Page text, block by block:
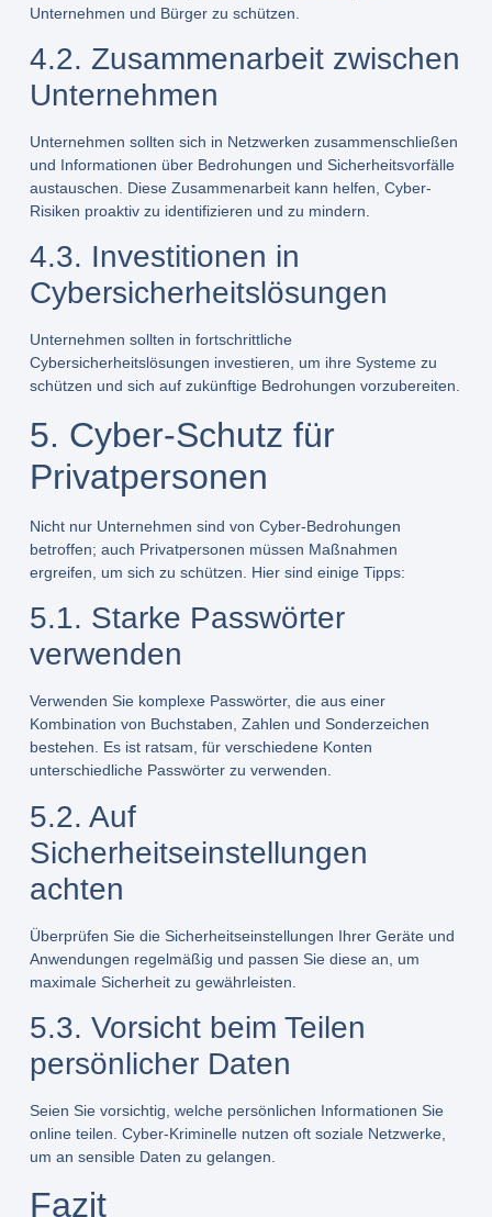
Unternehmen und Bürger zu schützen.
4.2. Zusammenarbeit zwischen
Unternehmen
Unternehmen sollten sich in Netzwerken zusammenschließen
und Informationen über Bedrohungen und Sicherheitsvorfälle
austauschen. Diese Zusammenarbeit kann helfen, Cyber-
Risiken proaktiv zu identifizieren und zu mindern.
4.3. Investitionen in
Cybersicherheitslösungen
Unternehmen sollten in fortschrittliche
Cybersicherheitslösungen investieren, um ihre Systeme zu
schützen und sich auf zukünftige Bedrohungen vorzubereiten.
5. Cyber-Schutz für
Privatpersonen
Nicht nur Unternehmen sind von Cyber-Bedrohungen
betroffen; auch Privatpersonen müssen Maßnahmen
ergreifen, um sich zu schützen. Hier sind einige Tipps:
5.1. Starke Passwörter
verwenden
Verwenden Sie komplexe Passwörter, die aus einer
Kombination von Buchstaben, Zahlen und Sonderzeichen
bestehen. Es ist ratsam, für verschiedene Konten
unterschiedliche Passwörter zu verwenden.
5.2. Auf
Sicherheitseinstellungen
achten
Überprüfen Sie die Sicherheitseinstellungen Ihrer Geräte und
Anwendungen regelmäßig und passen Sie diese an, um
maximale Sicherheit zu gewährleisten.
5.3. Vorsicht beim Teilen
persönlicher Daten
Seien Sie vorsichtig, welche persönlichen Informationen Sie
online teilen. Cyber-Kriminelle nutzen oft soziale Netzwerke,
um an sensible Daten zu gelangen.
Fazit